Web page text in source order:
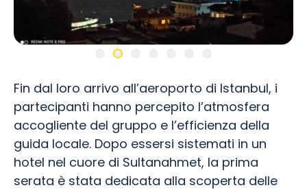
Fin dal loro arrivo all’aeroporto di Istanbul, i
partecipanti hanno percepito l’atmosfera
accogliente del gruppo e l’efficienza della
guida locale. Dopo essersi sistemati in un
hotel nel cuore di Sultanahmet, la prima
serata è stata dedicata alla scoperta delle